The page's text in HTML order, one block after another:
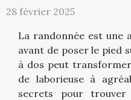
28 février 2025
La randonnée est une
avant de poser le pied
à dos peut
de laborieuse à
secrets pour trouver